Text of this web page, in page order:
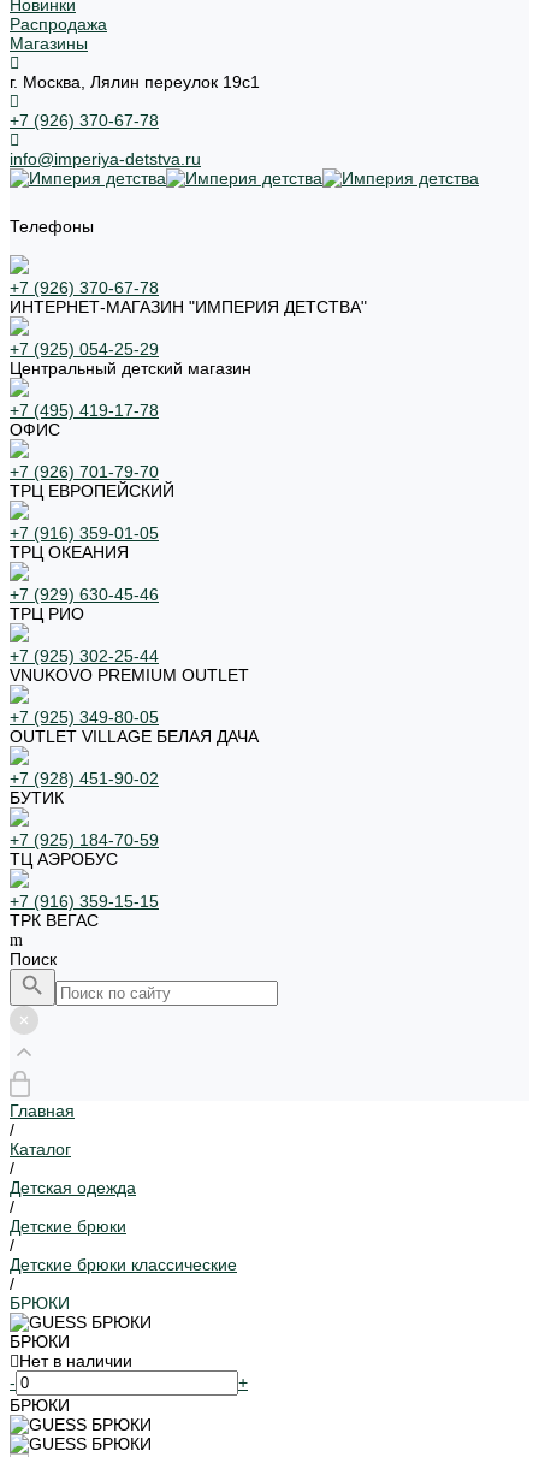
Новинки
Распродажа
Магазины
г. Москва, Лялин переулок 19с1
+7 (926) 370-67-78
info@imperiya-detstva.ru
Телефоны
+7 (926) 370-67-78
ИНТЕРНЕТ-МАГАЗИН "ИМПЕРИЯ ДЕТСТВА"
+7 (925) 054-25-29
Центральный детский магазин
+7 (495) 419-17-78
ОФИС
+7 (926) 701-79-70
ТРЦ ЕВРОПЕЙСКИЙ
+7 (916) 359-01-05
ТРЦ ОКЕАНИЯ
+7 (929) 630-45-46
ТРЦ РИО
+7 (925) 302-25-44
VNUKOVO PREMIUM OUTLET
+7 (925) 349-80-05
OUTLET VILLAGE БЕЛАЯ ДАЧА
+7 (928) 451-90-02
БУТИК
+7 (925) 184-70-59
ТЦ АЭРОБУС
+7 (916) 359-15-15
ТРК ВЕГАС
Поиск
Главная
/
Каталог
/
Детская одежда
/
Детские брюки
/
Детские брюки классические
/
БРЮКИ
БРЮКИ
Нет в наличии
-
+
БРЮКИ